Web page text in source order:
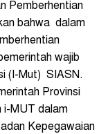
Pemberhentian
bahwa dalam
wajib
(I-Mut) SIASN.
Provinsi
i-MUT dalam
Kepegawaian